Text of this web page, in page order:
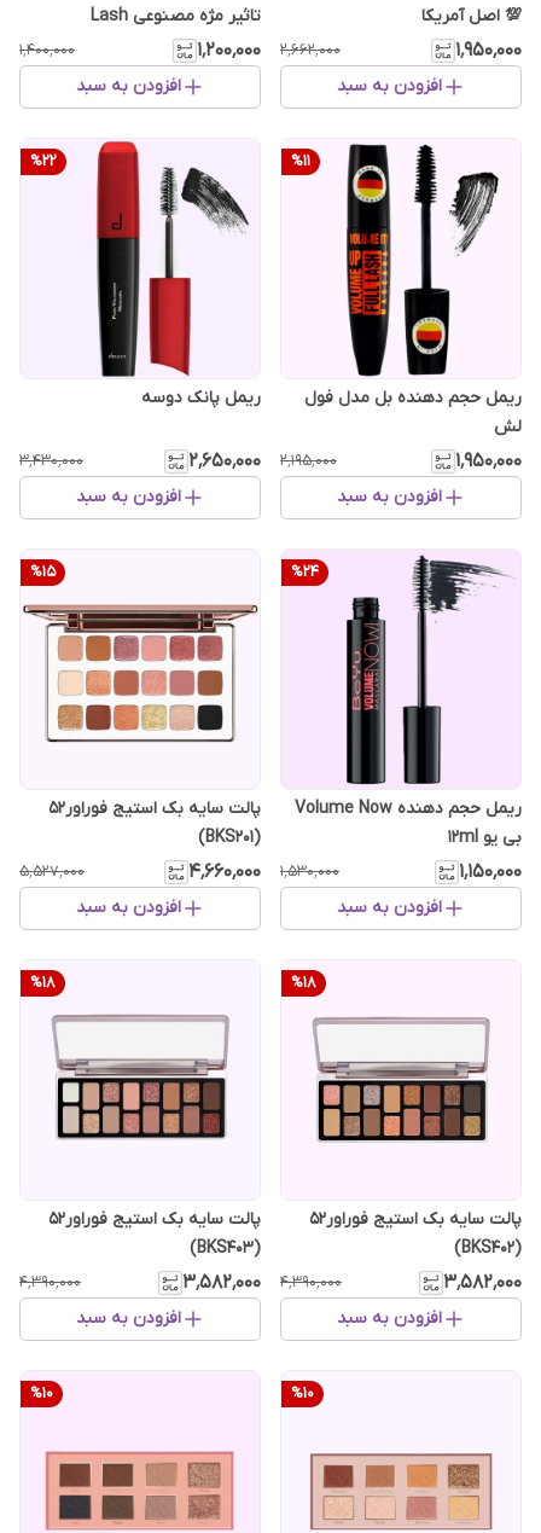
💯 اصل آمریکا
۱٬۹۵۰٬۰۰۰ ۲٬۶۶۲٬۰۰۰
افزودن به سبد
تاثیر مژه مصنوعی Lash
Princess اسنس
۱٬۲۰۰٬۰۰۰ ۱٬۴۰۰٬۰۰۰
افزودن به سبد
%11
ریمل حجم دهنده بل مدل فول
لش
۱٬۹۵۰٬۰۰۰ ۲٬۱۹۵٬۰۰۰
افزودن به سبد
%22
ریمل پانک دوسه
۲٬۶۵۰٬۰۰۰ ۳٬۴۳۰٬۰۰۰
افزودن به سبد
%24
ریمل حجم دهنده Volume Now
بی یو 12ml
۱٬۱۵۰٬۰۰۰ ۱٬۵۳۰٬۰۰۰
افزودن به سبد
%15
پالت سایه بک استیج فوراور52
(BKS201)
۴٬۶۶۰٬۰۰۰ ۵٬۵۲۷٬۰۰۰
افزودن به سبد
%18
پالت سایه بک استیج فوراور52
(BKS402)
۳٬۵۸۲٬۰۰۰ ۴٬۳۹۰٬۰۰۰
افزودن به سبد
%18
پالت سایه بک استیج فوراور52
(BKS403)
۳٬۵۸۲٬۰۰۰ ۴٬۳۹۰٬۰۰۰
افزودن به سبد
%10
%10